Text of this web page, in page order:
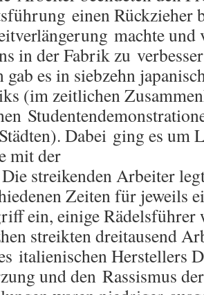
einen Rückzieher
machte und
in der Fabrik zu
es in siebzehn
(im zeitlichen
Dabei ging es um
mit der
streikenden Arbeiter
Zeiten für jeweils
ein, einige Rädelsführer
streikten dreitausend
italienischen Herstellers
und den Rassismus